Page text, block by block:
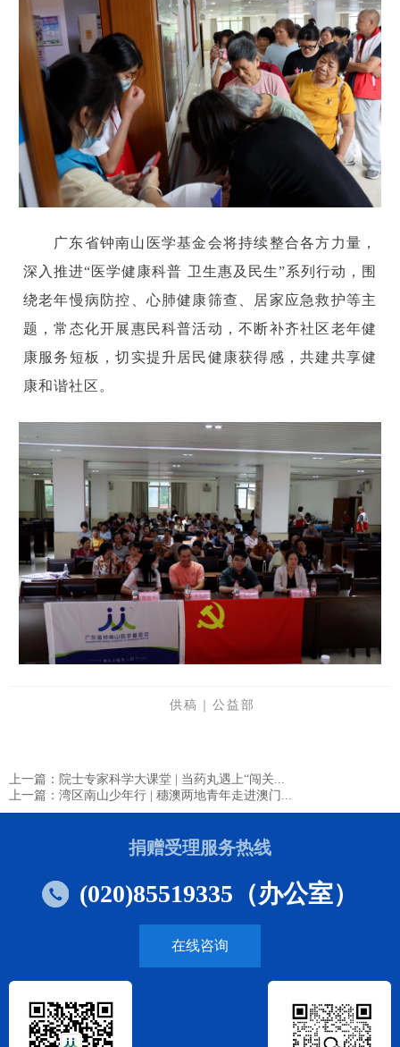
广东省钟南山医学基金会将持续整合各方力量，
深入推进“医学健康科普 卫生惠及民生”系列行动，围
绕老年慢病防控、心肺健康筛查、居家应急救护等主
题，常态化开展惠民科普活动，不断补齐社区老年健
康服务短板，切实提升居民健康获得感，共建共享健
康和谐社区。
供稿｜公益部
上一篇：院士专家科学大课堂 | 当药丸遇上“闯关...
上一篇：湾区南山少年行 | 穗澳两地青年走进澳门...
捐赠受理服务热线
(020)85519335（办公室）
在线咨询